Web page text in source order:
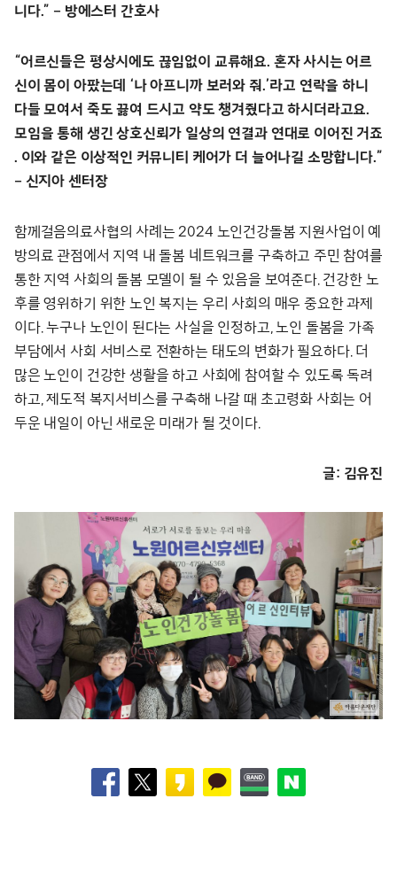
니다.” – 방에스터 간호사
“어르신들은 평상시에도 끊임없이 교류해요. 혼자 사시는 어르
신이 몸이 아팠는데 ‘나 아프니까 보러와 줘.’라고 연락을 하니
다들 모여서 죽도 끓여 드시고 약도 챙겨줬다고 하시더라고요.
모임을 통해 생긴 상호신뢰가 일상의 연결과 연대로 이어진 거죠
. 이와 같은 이상적인 커뮤니티 케어가 더 늘어나길 소망합니다.”
– 신지아 센터장
함께걸음의료사협의 사례는 2024 노인건강돌봄 지원사업이 예
방의료 관점에서 지역 내 돌봄 네트워크를 구축하고 주민 참여를
통한 지역 사회의 돌봄 모델이 될 수 있음을 보여준다. 건강한 노
후를 영위하기 위한 노인 복지는 우리 사회의 매우 중요한 과제
이다. 누구나 노인이 된다는 사실을 인정하고, 노인 돌봄을 가족
부담에서 사회 서비스로 전환하는 태도의 변화가 필요하다. 더
많은 노인이 건강한 생활을 하고 사회에 참여할 수 있도록 독려
하고, 제도적 복지서비스를 구축해 나갈 때 초고령화 사회는 어
두운 내일이 아닌 새로운 미래가 될 것이다.
글: 김유진